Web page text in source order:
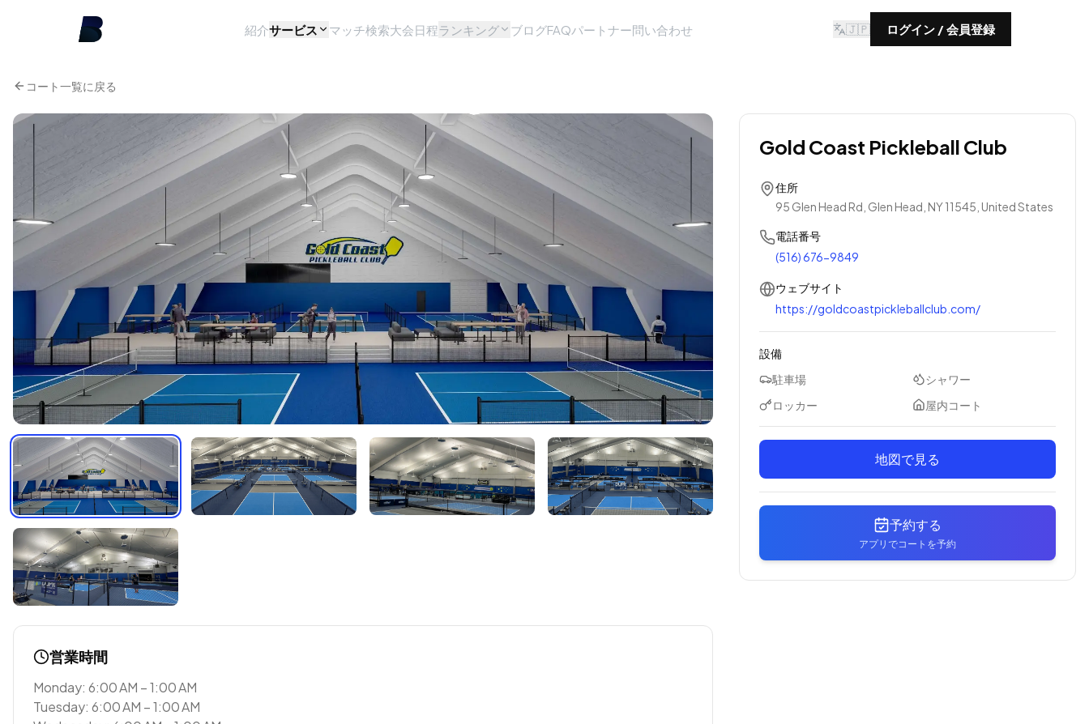
紹介サービス マッチ検索大会日程ランキング ブログFAQパートナー問い合わせ 🇯🇵 ログイン / 会員登録
コート一覧に戻る
営業時間
Monday: 6:00 AM – 1:00 AM
Tuesday: 6:00 AM – 1:00 AM
Gold Coast Pickleball Club
住所
95 Glen Head Rd, Glen Head, NY 11545, United States
電話番号
(516) 676-9849
ウェブサイト
https://goldcoastpickleballclub.com/
設備
駐車場
シャワー
ロッカー
屋内コート
地図で見る
予約する
アプリでコートを予約